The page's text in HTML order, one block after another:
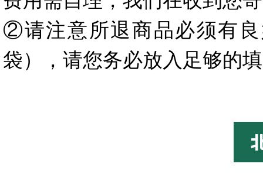
②请注意所退商品必须有
袋），请您务必放入足够的